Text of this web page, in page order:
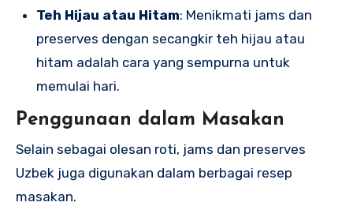
Teh Hijau atau Hitam: Menikmati jams dan
preserves dengan secangkir teh hijau atau
hitam adalah cara yang sempurna untuk
memulai hari.
Penggunaan dalam Masakan
Selain sebagai olesan roti, jams dan preserves
Uzbek juga digunakan dalam berbagai resep
masakan.